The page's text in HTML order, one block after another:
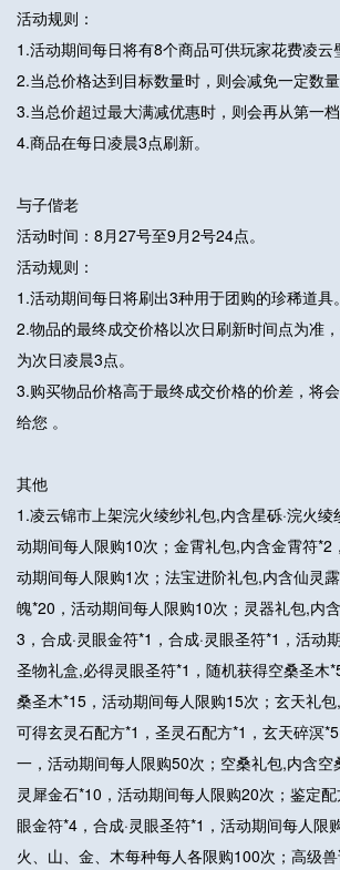
活动规则：
1.活动期间每日将有8个商品可供玩家花费凌云
2.当总价格达到目标数量时，则会减免一定数量
3.当总价超过最大满减优惠时，则会再从第一档
4.商品在每日凌晨3点刷新。
与子偕老
活动时间：8月27号至9月2号24点。
活动规则：
1.活动期间每日将刷出3种用于团购的珍稀道具。
2.物品的最终成交价格以次日刷新时间点为准
为次日凌晨3点。
3.购买物品价格高于最终成交价格的价差，将
给您 。
其他
1.凌云锦市上架浣火绫纱礼包,内含星砾·浣火
动期间每人限购10次；金霄礼包,内含金霄符*2
动期间每人限购1次；法宝进阶礼包,内含仙灵
魄*20，活动期间每人限购10次；灵器礼包,内
3，合成·灵眼金符*1，合成·灵眼圣符*1，活动
圣物礼盒,必得灵眼圣符*1，随机获得空桑圣木
桑圣木*15，活动期间每人限购15次；玄天礼包
可得玄灵石配方*1，圣灵石配方*1，玄天碎溟
一，活动期间每人限购50次；空桑礼包,内含空
灵犀金石*10，活动期间每人限购20次；鉴定配
眼金符*4，合成·灵眼圣符*1，活动期间每人限
火、山、金、木每种每人各限购100次；高级兽